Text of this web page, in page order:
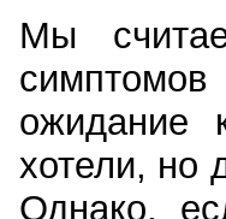
Мы
симптомов
ожидание
хотели, но
Однако,